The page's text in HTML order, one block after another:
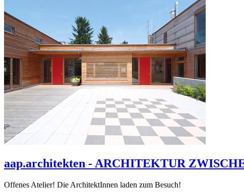
aap.architekten - ARCHITEKTUR
Offenes Atelier! Die ArchitektInnen laden zum Besuch!